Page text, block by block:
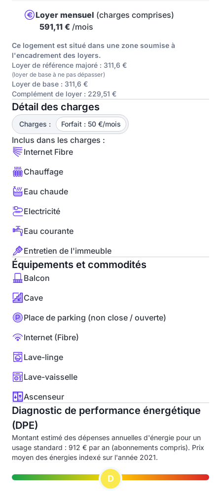
Loyer mensuel (charges comprises)
591,11 € /mois
Ce logement est situé dans une zone soumise à
l'encadrement des loyers.
Loyer de référence majoré : 311,6 €
(loyer de base à ne pas dépasser)
Loyer de base : 311,6 €
Complément de loyer : 229,51 €
Détail des charges
Charges : Forfait : 50 €/mois
Inclus dans les charges :
Internet Fibre
Chauffage
Eau chaude
Electricité
Eau courante
Entretien de l'immeuble
Équipements et commodités
Balcon
Cave
Place de parking (non close / ouverte)
Internet (Fibre)
Lave-linge
Lave-vaisselle
Ascenseur
Diagnostic de performance énergétique
(DPE)
Montant estimé des dépenses annuelles d'énergie pour un
usage standard : 912 € par an (abonnements compris). Prix
moyen des énergies indexé sur l'année 2021.
D